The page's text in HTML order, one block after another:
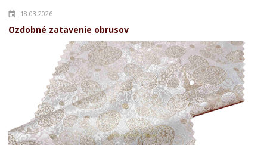
18.03.2026
Ozdobné zatavenie obrusov